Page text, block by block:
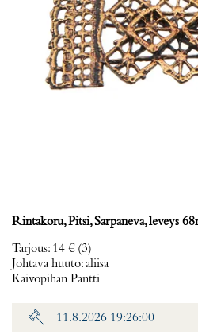
Rintakoru, Pitsi, Sarpaneva, leveys
Tarjous: 14 € (3)
Johtava huuto:aliisa
Kaivopihan Pantti
11.8.2026 19:26:00